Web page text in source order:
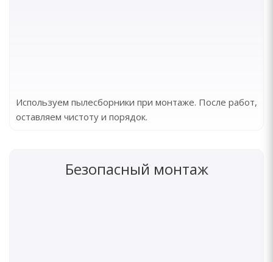
Используем пылесборники при монтаже. После работ,
оставляем чистоту и порядок.
Безопасный монтаж